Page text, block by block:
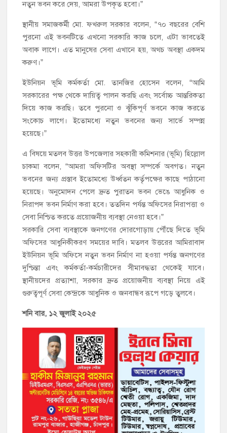
নতুন ভবন করে দেয়, আমরা উপকৃত হবো।”
স্থানীয় সমাজকর্মী মো. ফখরুল সরকার বলেন, “৭০ বছরের বেশি
পুরনো এই ভবনটিতে এখনো সরকারি কাজ চলে, এটা ভাবতেই
অবাক লাগে। এত মানুষের সেবা এখানে হয়, অথচ অবস্থা একদম
করুণ।”
ইউনিয়ন ভূমি কর্মকর্তা মো. তানজির হোসেন বলেন, “আমি
সরকারের পক্ষ থেকে দায়িত্ব পালন করছি এবং সর্বোচ্চ আন্তরিকতা
দিয়ে কাজ করছি। তবে পুরনো ও ঝুঁকিপূর্ণ ভবনে কাজ করতে
সংকোচ লাগে। ইতোমধ্যে নতুন ভবনের জন্য সার্ভে সম্পন্ন
হয়েছে।”
এ বিষয়ে মতলব উত্তর উপজেলার সহকারী কমিশনার (ভূমি) হিল্লোল
চাকমা বলেন, “আমরা অফিসটির অবস্থা সম্পর্কে অবগত। নতুন
ভবনের জন্য প্রস্তাব ইতোমধ্যে উর্ধ্বতন কর্তৃপক্ষের কাছে পাঠানো
হয়েছে। অনুমোদন পেলে দ্রুত পুরাতন ভবন ভেঙে আধুনিক ও
নিরাপদ ভবন নির্মাণ করা হবে। ততদিন পর্যন্ত অফিসের নিরাপত্তা ও
সেবা নিশ্চিত করতে প্রয়োজনীয় ব্যবস্থা নেওয়া হবে।”
সরকারি সেবা ব্যবস্থাকে জনগণের দোরগোড়ায় পৌঁছে দিতে ভূমি
অফিসের আধুনিকীকরণ সময়ের দাবি। মতলব উত্তরের আমিরাবাদ
ইউনিয়ন ভূমি অফিসে নতুন ভবন নির্মাণ না হওয়া পর্যন্ত জনগণের
দুশ্চিন্তা এবং কর্মকর্তা-কর্মচারীদের সীমাবদ্ধতা থেকেই যাবে।
স্থানীয়দের প্রত্যাশা, সরকার দ্রুত প্রয়োজনীয় ব্যবস্থা নিয়ে এই
গুরুত্বপূর্ণ সেবা কেন্দ্রকে আধুনিক ও জনবান্ধব রূপে গড়ে তুলবে।
শনি বার, ১২ জুলাই ২০২৫